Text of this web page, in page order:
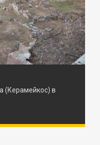
(Керамейкос) в